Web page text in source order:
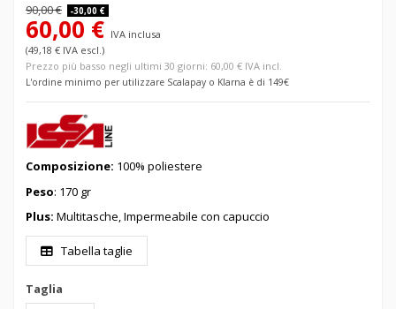
90,00 € -30,00 €
60,00 € IVA inclusa
(49,18 € IVA escl.)
Prezzo più basso negli ultimi 30 giorni: 60,00 € IVA incl.
L'ordine minimo per utilizzare Scalapay o Klarna è di 149€
Composizione: 100% poliestere
Peso: 170 gr
Plus: Multitasche, Impermeabile con capuccio
Tabella taglie
Taglia